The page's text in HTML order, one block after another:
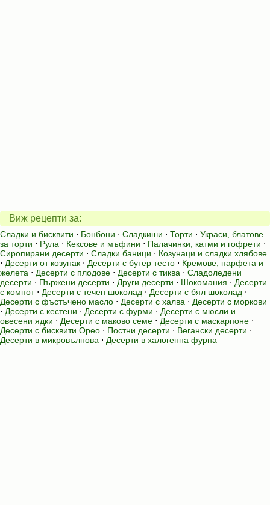
Виж рецепти за:
Сладки и бисквити ⋅ Бонбони ⋅ Сладкиши ⋅ Торти ⋅ Украси, блатове
за торти ⋅ Рула ⋅ Кексове и мъфини ⋅ Палачинки, катми и гофрети ⋅
Сиропирани десерти ⋅ Сладки баници ⋅ Козунаци и сладки хлябове
⋅ Десерти от козунак ⋅ Десерти с бутер тесто ⋅ Кремове, парфета и
желета ⋅ Десерти с плодове ⋅ Десерти с тиква ⋅ Сладоледени
десерти ⋅ Пържени десерти ⋅ Други десерти ⋅ Шокомания ⋅ Десерти
с компот⋅ Десерти с течен шоколад ⋅ Десерти с бял шоколад ⋅
Десерти с фъстъчено масло ⋅ Десерти с халва ⋅ Десерти с моркови
⋅ Десерти с кестени ⋅ Десерти с фурми ⋅ Десерти с мюсли и
овесени ядки ⋅ Десерти с маково семе ⋅ Десерти с маскарпоне ⋅
Десерти с бисквити Орео ⋅ Постни десерти ⋅ Вегански десерти ⋅
Десерти в микровълнова ⋅ Десерти в халогенна фурна